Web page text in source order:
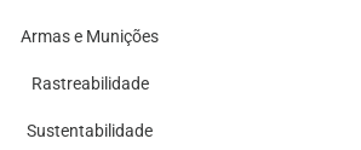
Armas e Munições
Rastreabilidade
Sustentabilidade